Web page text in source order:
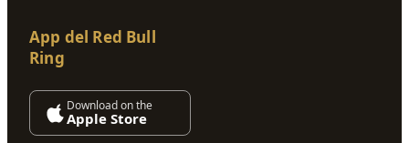
App del Red Bull
Ring
Download on the
Apple Store